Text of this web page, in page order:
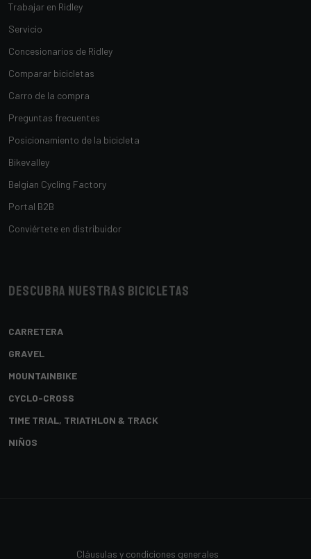
Trabajar en Ridley
Servicio
Concesionarios de Ridley
Comparar bicicletas
Carro de la compra
Preguntas frecuentes
Posicionamiento de la bicicleta
Bikevalley
Belgian Cycling Factory
Portal B2B
Conviértete en distribuidor
Descubra nuestras bicicletas
CARRETERA
GRAVEL
MOUNTAINBIKE
CYCLO-CROSS
TIME TRIAL, TRIATHLON & TRACK
NIÑOS
Cláusulas y condiciones generales